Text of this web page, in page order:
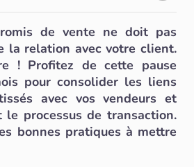
de vente ne doit pas
la relation avec votre client.
! Profitez de cette pause
pour consolider les liens
avec vos vendeurs et
le processus de transaction.
bonnes pratiques à mettre